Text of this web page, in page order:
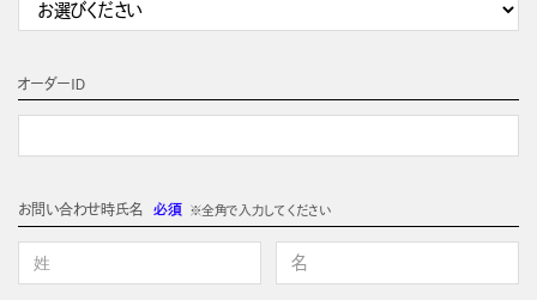
オーダーＩＤ
お問い合わせ時氏名 必須 ※全角で入力してください